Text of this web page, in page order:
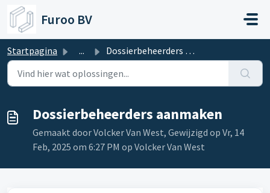
Doorgaan naar hoofdinhoud
Furoo BV
Startpagina ... Dossierbeheerders aanmaken
Dossierbeheerders aanmaken
Gemaakt door Volcker Van West, Gewijzigd op Vr, 14
Feb, 2025 om 6:27 PM op Volcker Van West